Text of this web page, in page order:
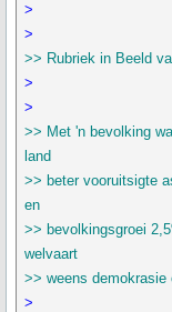
>
>
>> Rubriek in Beeld
>
>
>> Met 'n bevolking
land
>> beter vooruitsigte
en
>> bevolkingsgroei
welvaart
>> weens
>